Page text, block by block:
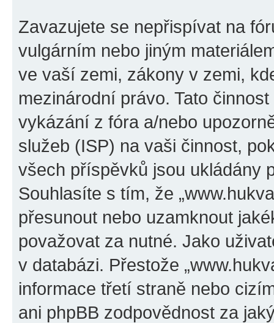
Zavazujete se nepřispívat na
vulgárním nebo jiným
ve vaší zemi, zákony v zemi,
mezinárodní právo. Tato
vykázání z fóra a/nebo
služeb (ISP) na vaši činnost,
všech příspěvků jsou ukládány
Souhlasíte s tím, že
přesunout nebo uzamknout
považovat za nutné. Jako
v databázi. Přestože
informace třetí straně nebo
ani phpBB zodpovědnost za